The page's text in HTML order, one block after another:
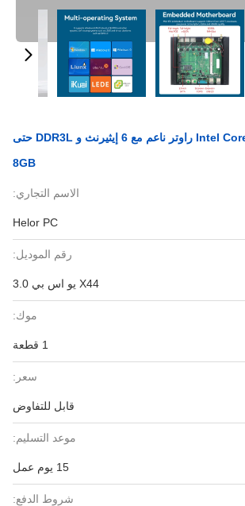
معالج Intel Core I5 7200U راوتر ناعم مع 6 إيثيرنث و DDR3L حتى
8GB
الاسم التجاري:
Helor PC
رقم الموديل:
X44 يو اس بي 3.0
موك:
سعر:
قابل للتفاوض
موعد التسليم:
15 يوم عمل
شروط الدفع: